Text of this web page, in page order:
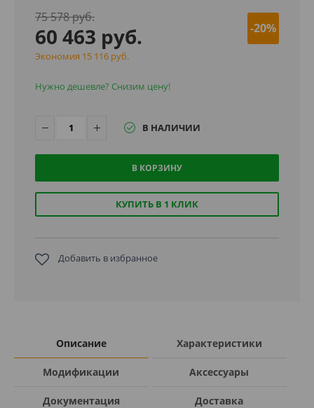
75 578 руб.
60 463 руб. -20%
Экономия 15 116 руб.
Нужно дешевле? Снизим цену!
В НАЛИЧИИ
В КОРЗИНУ
КУПИТЬ В 1 КЛИК
Добавить в избранное
Описание Характеристики
Модификации Аксессуары
Документация Доставка